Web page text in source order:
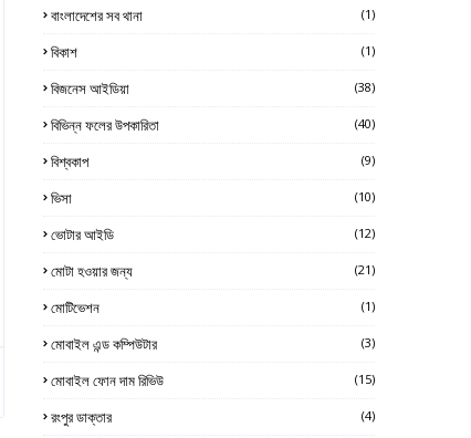
বাংলাদেশের সব থানা (1)
বিকাশ (1)
বিজনেস আইডিয়া (38)
বিভিন্ন ফলের উপকারিতা (40)
বিশ্বকাপ (9)
ভিসা (10)
ভোটার আইডি (12)
মোটা হওয়ার জন্য (21)
মোটিভেশন (1)
মোবাইল এন্ড কম্পিউটার (3)
মোবাইল ফোন দাম রিভিউ (15)
রংপুর ডাক্তার (4)